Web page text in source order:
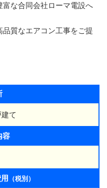
な合同会社ローマ電設へ
質なエアコン工事をご提
て
容
（税別）